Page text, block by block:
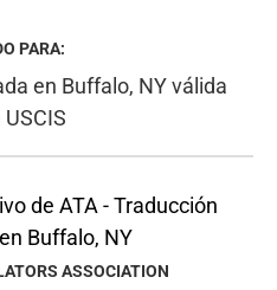
PARA:
ASSOCIATION